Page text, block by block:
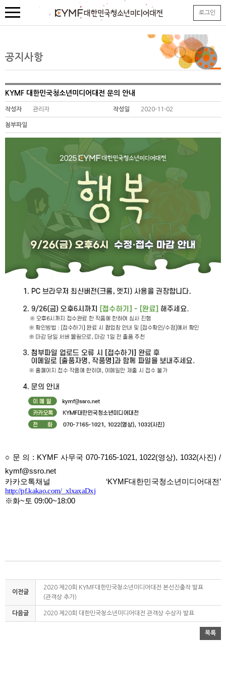
로그인
공지사항
KYMF 대한민국청소년미디어대전 문의 안내
작성자 관리자 작성일 2020-11-02
첨부파일
○ 문 의 : KYMF 사무국 070-7165-1021, 1022(영상), 1032(사진) /
kymf@ssro.net
카카오톡채널 ‘KYMF대한민국청소년미디어대전’
http://pf.kakao.com/_xlxaxaDxj
※화~토 09:00~18:00
이전글
2020 제20회 KYMF대한민국청소년미디어대전 본선진출작 발표
(관객상 추가)
다음글 2020 제20회 대한민국청소년미디어대전 관객상 수상자 발표
목록